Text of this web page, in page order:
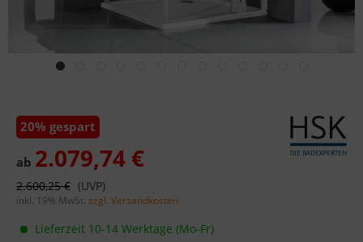
20% gespart
ab 2.079,74 €
2.600,25 €
inkl. 19% MwSt. zzgl. Versandkosten
Lieferzeit 10-14 Werktage (Mo-Fr)